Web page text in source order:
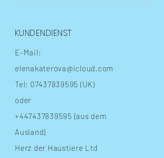
KUNDENDIENST
E-Mail:
elenakaterova@icloud.com
Tel: 07437839595 (UK)
oder
+447437839595 (aus dem
Ausland)
Herz der Haustiere Ltd